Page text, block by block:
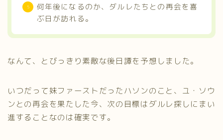
何年後になるのか、ダルレたちとの再会を喜
ぶ日が訪れる。
なんて、とびっきり素敵な後日譚を予想しました。
いつだって妹ファーストだったハソンのこと、ユ・ソウ
ンとの再会を果たした今、次の目標はダルレ探しにまい
進することなのは確実です。